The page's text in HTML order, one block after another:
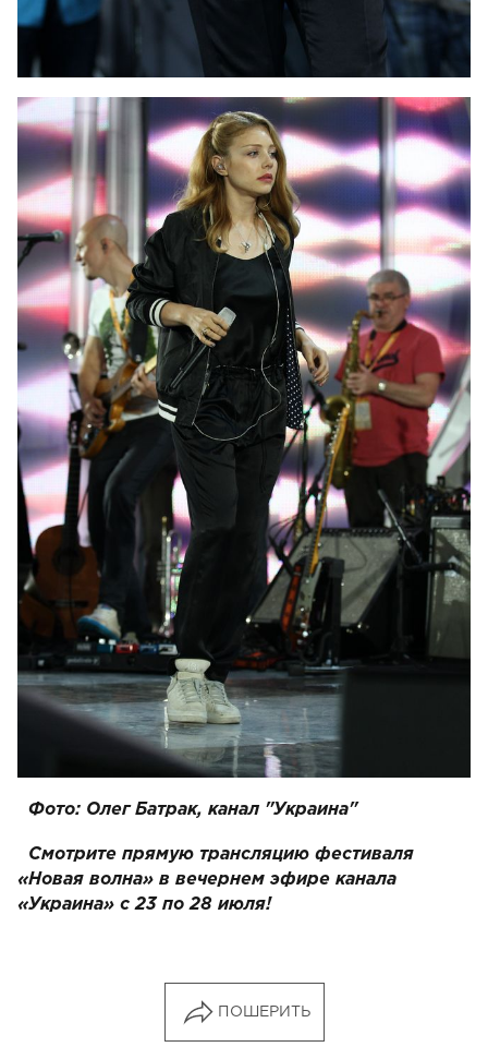
Фото: Олег Батрак, канал "Украина"
Смотрите прямую трансляцию фестиваля
«Новая волна» в вечернем эфире канала
«Украина» с 23 по 28 июля!
ПОШЕРИТЬ